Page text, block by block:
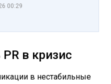
00:29
в кризис
в нестабильные